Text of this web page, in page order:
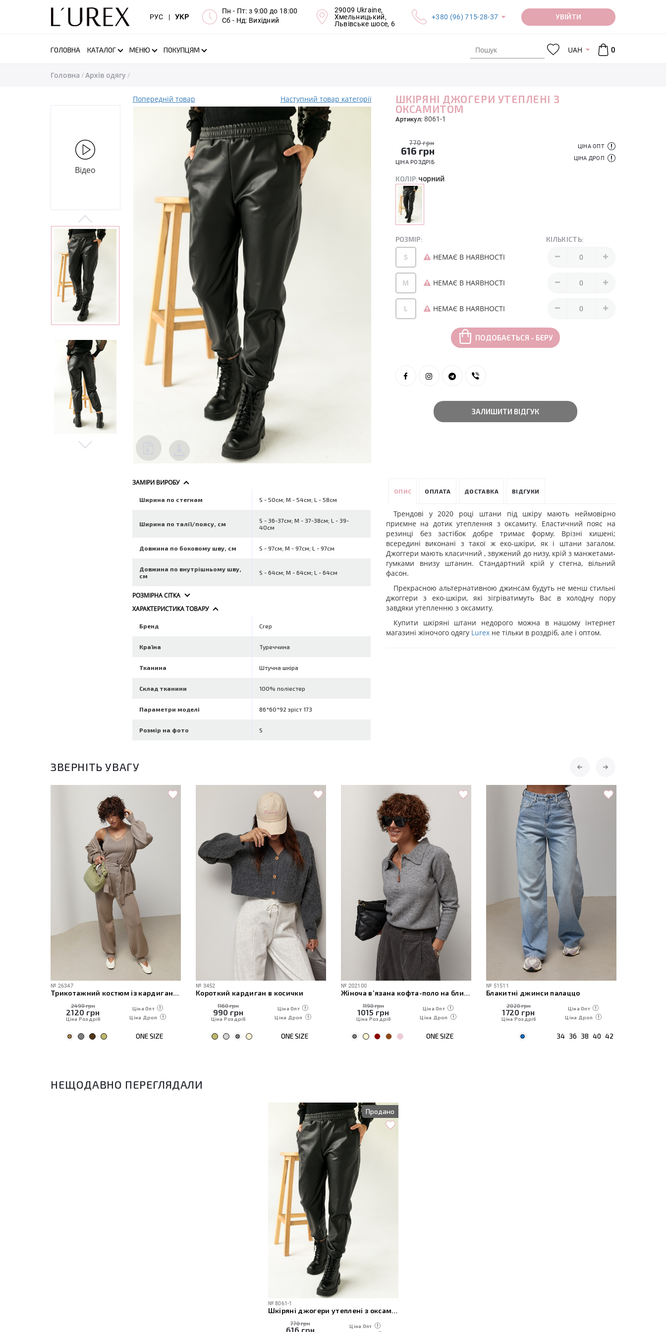
РУС | УКР
Пн - Пт: з 9:00 до 18:00
Сб - Нд: Вихідний
29009 Ukraine,
Хмельницький,
Львівське шосе, 6
+380 (96) 715-28-37 УВІЙТИ
ГОЛОВНА КАТАЛОГ МЕНЮ ПОКУПЦЯМ UAH 0
Головна Архів одягу
Відео
Попередній товар Наступний товар категорії
ШКІРЯНІ ДЖОГЕРИ УТЕПЛЕНІ З
ОКСАМИТОМ
Артикул: 8061-1
770 грн
616 грн
ЦІНА РОЗДРІБ
ЦІНА ОПТ
ЦІНА ДРОП
КОЛІР:чорний
РОЗМІР: КІЛЬКІСТЬ:
S НЕМАЄ В НАЯВНОСТІ
M НЕМАЄ В НАЯВНОСТІ
L НЕМАЄ В НАЯВНОСТІ
ПОДОБАЄТЬСЯ - БЕРУ
ЗАЛИШИТИ ВІДГУК
ЗАМІРИ ВИРОБУ
Ширина по стегнам S - 50см; M - 54см; L - 58см
Ширина по талії/поясу, см
S - 36-37см; M - 37-38см; L - 39-
40см
Довжина по боковому шву, см S - 97см; M - 97см; L - 97см
Довжина по внутрішньому шву,
см
S - 64см; M - 64см; L - 64см
РОЗМІРНА СІТКА
ХАРАКТЕРИСТИКА ТОВАРУ
Бренд Crep
Країна Туреччина
Тканина Штучна шкіра
Склад тканини 100% поліестер
Параметри моделі 86*60*92 зріст 173
Розмір на фото S
ОПИС ОПЛАТА ДОСТАВКА ВІДГУКИ
Трендові у 2020 році штани під шкіру мають неймовірно
приємне на дотик утеплення з оксамиту. Еластичний пояс на
резинці без застібок добре тримає форму. Врізні кишені;
всередині виконані з такої ж еко-шкіри, як і штани загалом.
Джоггери мають класичний , звужений до низу, крій з манжетами-
гумками внизу штанин. Стандартний крій у стегна, вільний
фасон.
Прекрасною альтернативною джинсам будуть не менш стильні
джоггери з еко-шкіри, які зігріватимуть Вас в холодну пору
завдяки утепленню з оксамиту.
Купити шкіряні штани недорого можна в нашому інтернет
магазині жіночого одягу Lurex не тільки в роздріб, але і оптом.
ЗВЕРНІТЬ УВАГУ
№ 26347
Трикотажний костюм із кардиганом, топом та штанами
2490 грн
2120 грн
Ціна Роздріб
Ціна Опт
Ціна Дроп
ONE SIZE
№ 3452
Короткий кардиган в косички
1160 грн
990 грн
Ціна Роздріб
Ціна Опт
Ціна Дроп
ONE SIZE
№ 202100
Жіноча в’язана кофта-поло на блискавці
1190 грн
1015 грн
Ціна Роздріб
Ціна Опт
Ціна Дроп
ONE SIZE
№ 51511
Блакитні джинси палаццо
2020 грн
1720 грн
Ціна Роздріб
Ціна Опт
Ціна Дроп
34 36 38 40 42
НЕЩОДАВНО ПЕРЕГЛЯДАЛИ
Продано
№ 8061-1
Шкіряні джогери утеплені з оксамитом
770 грн
616 грн Ціна Опт